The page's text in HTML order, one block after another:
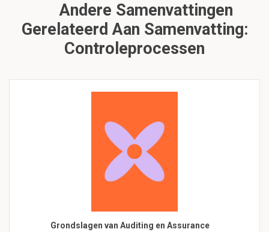
Andere Samenvattingen
Gerelateerd Aan Samenvatting:
Controleprocessen
Grondslagen van Auditing en Assurance